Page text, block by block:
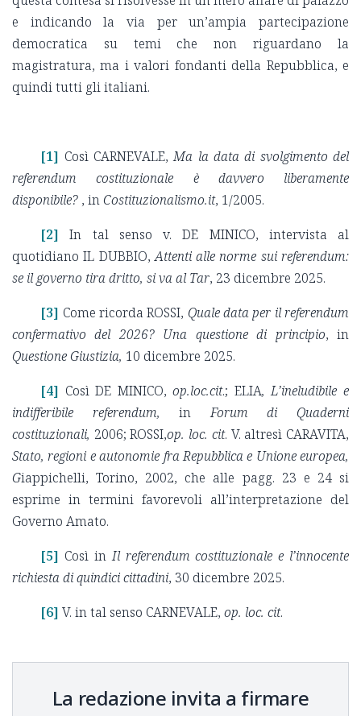
e indicando la via per un’ampia partecipazione
democratica su temi che non riguardano la
magistratura, ma i valori fondanti della Repubblica, e
quindi tutti gli italiani.
[1] Così CARNEVALE,Ma la data di svolgimento del
referendum costituzionale è davvero liberamente
disponibile? , inCostituzionalismo.it, 1/2005.
[2] In tal senso v. DE MINICO, intervista al
quotidiano IL DUBBIO,Attenti alle norme sui referendum:
se il governo tira dritto, si va al Tar, 23 dicembre 2025.
[3] Come ricorda ROSSI, Quale data per il referendum
confermativo del 2026? Una questione di principio, in
Questione Giustizia, 10 dicembre 2025.
[4] Così DE MINICO,op.loc.cit.; ELIA, L’ineludibile e
indifferibile referendum,inForum di Quaderni
costituzionali, 2006; ROSSI,op. loc. cit. V. altresì CARAVITA,
Stato, regioni e autonomie fra Repubblica e Unione europea,
Giappichelli, Torino, 2002, che alle pagg. 23 e 24 si
esprime in termini favorevoli all’interpretazione del
Governo Amato.
[5] Così inIl referendum costituzionale e l’innocente
richiesta di quindici cittadini, 30 dicembre 2025.
[6] V. in tal senso CARNEVALE,op. loc. cit.
La redazione invita a firmare